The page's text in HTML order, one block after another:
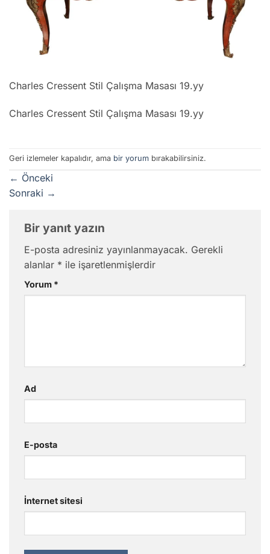
Charles Cressent Stil Çalışma Masası 19.yy
Charles Cressent Stil Çalışma Masası 19.yy
Geri izlemeler kapalıdır, ama bir yorum bırakabilirsiniz.
← Önceki
Sonraki →
Bir yanıt yazın
E-posta adresiniz yayınlanmayacak. Gerekli
alanlar * ile işaretlenmişlerdir
Yorum *
Ad
E-posta
İnternet sitesi